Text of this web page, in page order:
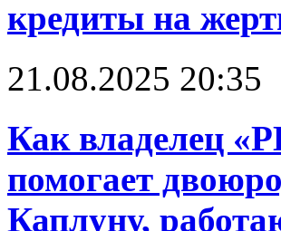
кредиты на
21.08.2025 20:35
Как владелец
помогает
Каплуну,